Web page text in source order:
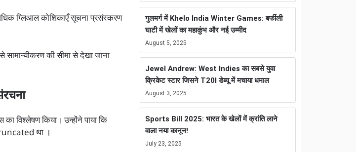
ग्लिआल कोशिकाएँ सूचना प्रसंस्करण
की सीमा से देखा जाना
विश्लेषण किया। उन्होंने पाया कि
था ।
गुलमर्ग में Khelo India Winter Games: बर्फीली
घाटी में खेलों का महाकुंभ और नई उम्मीद
August 5, 2025
Jewel Andrew: West Indies का सबसे युवा
क्रिकेट स्टार जिसने T20I डेब्यू में मचाया धमाल
August 3, 2025
Sports Bill 2025: भारत के खेलों में क्रांति लाने
वाला नया कानून!
July 23, 2025